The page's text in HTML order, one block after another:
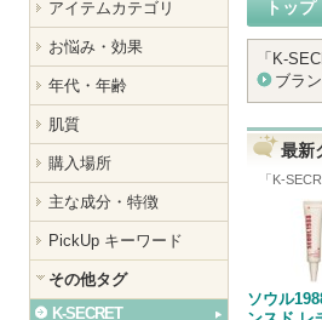
トップ
「 K-
ブラ
最新
「K-
ソウル
アイテムカテゴリ
お悩み・効果
年代・年齢
肌質
購入場所
主な成分・特徴
PickUp キーワード
その他タグ
K-SECRET